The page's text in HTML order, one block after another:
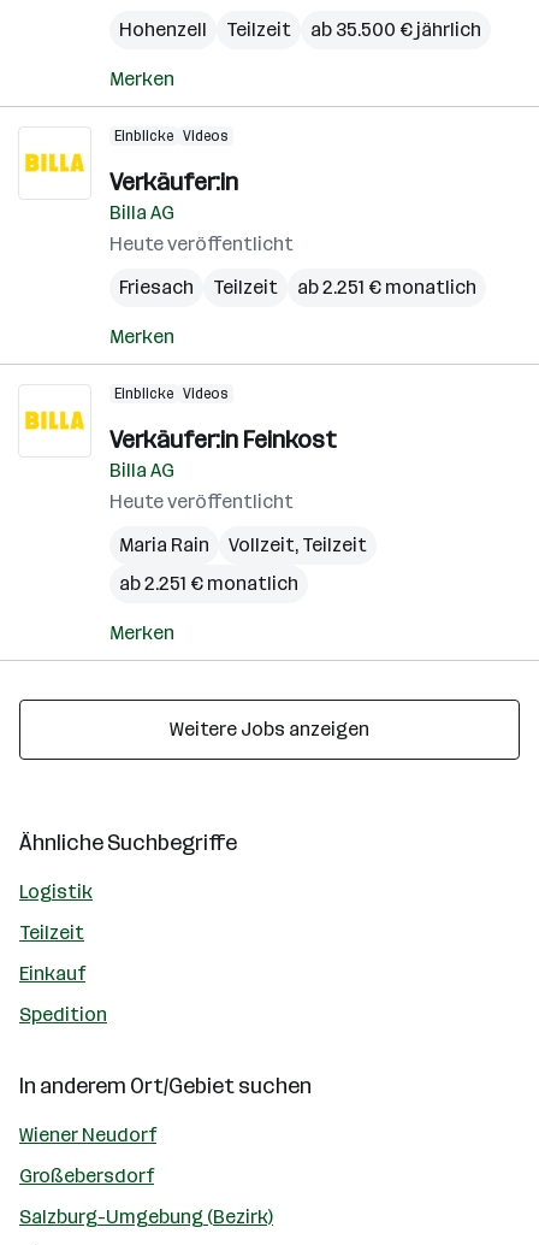
Hohenzell
Teilzeit ab 35.500 € jährlich
Merken
Einblicke Videos
Verkäufer:in
Billa AG
Heute veröffentlicht
Friesach
Teilzeit ab 2.251 € monatlich
Merken
Einblicke Videos
Verkäufer:in Feinkost
Billa AG
Heute veröffentlicht
Maria Rain
Vollzeit, Teilzeit
ab 2.251 € monatlich
Merken
Weitere Jobs anzeigen
Ähnliche Suchbegriffe
Logistik
Teilzeit
Einkauf
Spedition
In anderem Ort/Gebiet suchen
Wiener Neudorf
Großebersdorf
Salzburg-Umgebung (Bezirk)